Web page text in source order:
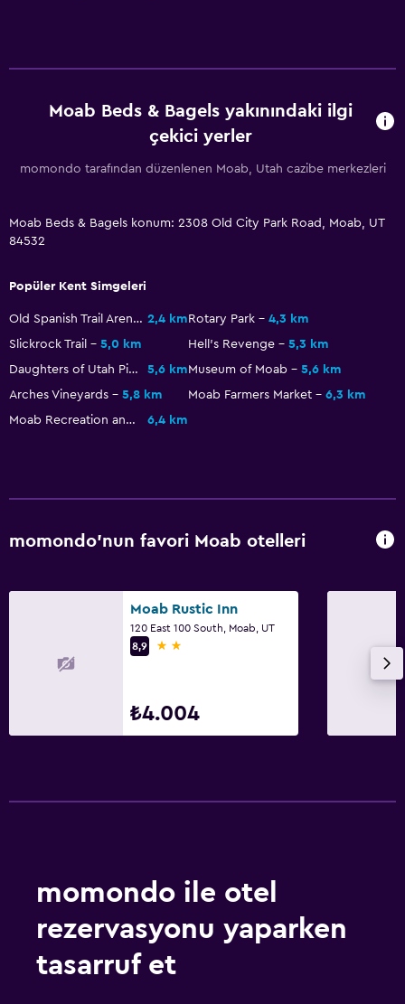
Moab Beds & Bagels yakınındaki ilgi
çekici yerler
momondo tarafından düzenlenen Moab, Utah cazibe merkezleri
Moab Beds & Bagels konum: 2308 Old City Park Road, Moab, UT
84532
Popüler Kent Simgeleri
Old Spanish Trail Arena 2,4 kmRotary Park
4,3 km
Slickrock Trail
5,0 km Hell's Revenge
5,3 km
Daughters of Utah Pioneers Museum
5,6 kmMuseum of Moab
5,6 km
Arches Vineyards
5,8 km Moab Farmers Market
6,3 km
Moab Recreation and Aquatic Center
6,4 km
momondo'nun favori Moab otelleri
Moab Rustic Inn
120 East 100 South, Moab, UT
8,9
2 yıldız
₺4.004
momondo ile otel
rezervasyonu yaparken
tasarruf et